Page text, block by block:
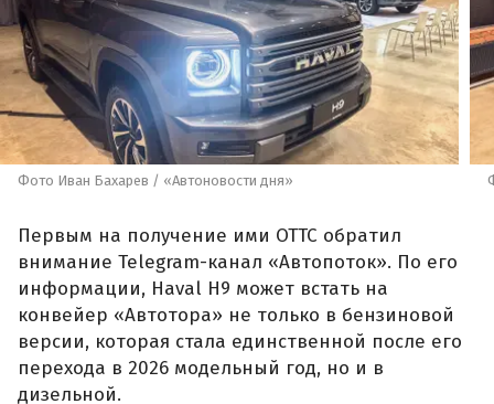
Фото Иван Бахарев / «Автоновости дня»
Первым на получение ими ОТТС обратил
внимание Telegram-канал «Автопоток». По его
информации, Haval H9 может встать на
конвейер «Автотора» не только в бензиновой
версии, которая стала единственной после его
перехода в 2026 модельный год, но и в
дизельной.